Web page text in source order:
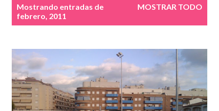
Mostrando entradas de
febrero, 2011
MOSTRAR TODO